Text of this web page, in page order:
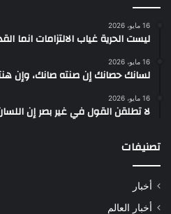
16 مايو، 2026
ليست الحرية غياب الالتزامات انما
16 مايو، 2026
لسانك حصانك إن صنته صانك، وإن
16 مايو، 2026
لا تطلقن القول في غير بصر إن
تصنيفات
أخبار
أخبار العالم